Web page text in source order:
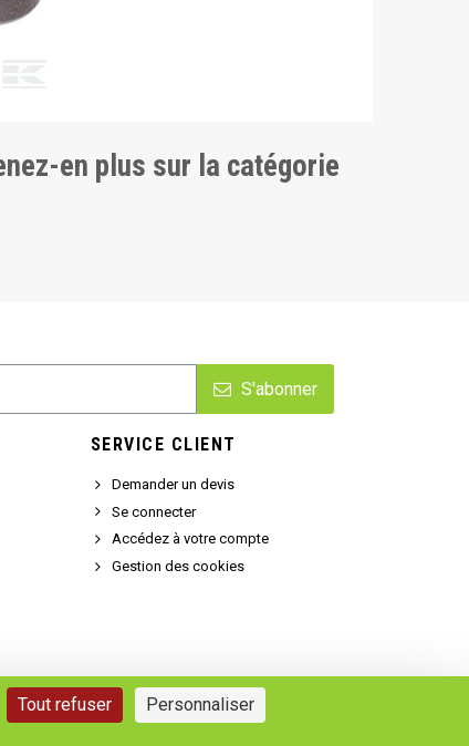
en plus sur la catégorie
S'abonner
SERVICE CLIENT
Demander un devis
Se connecter
Accédez à votre compte
Gestion des cookies
Tout refuser Personnaliser